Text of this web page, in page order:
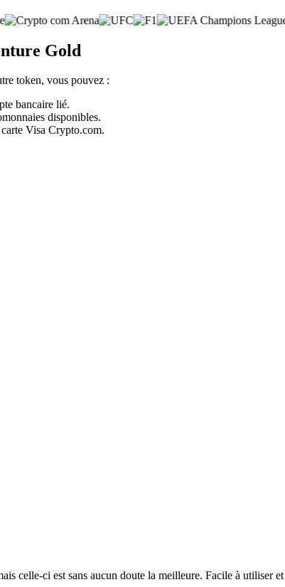
Gold
token, vous pouvez :
bancaire lié.
disponibles.
Visa Crypto.com.
celle-ci est sans aucun doute la meilleure. Facile à utiliser